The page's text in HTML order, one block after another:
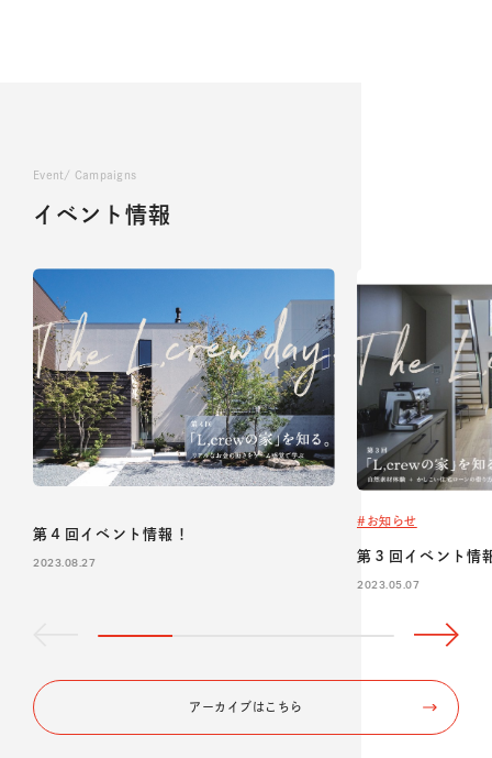
イベント情報
Event/ Campaigns
第４回イベント情報！
2023.08.27
#お知らせ
第３回イベント情
2023.05.07
アーカイブはこちら